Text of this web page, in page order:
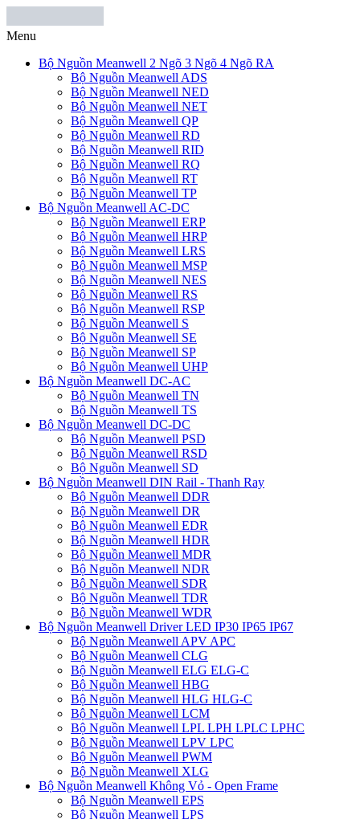
Menu
Bộ Nguồn Meanwell 2 Ngõ 3 Ngõ 4 Ngõ RA
Bộ Nguồn Meanwell ADS
Bộ Nguồn Meanwell NED
Bộ Nguồn Meanwell NET
Bộ Nguồn Meanwell QP
Bộ Nguồn Meanwell RD
Bộ Nguồn Meanwell RID
Bộ Nguồn Meanwell RQ
Bộ Nguồn Meanwell RT
Bộ Nguồn Meanwell TP
Bộ Nguồn Meanwell AC-DC
Bộ Nguồn Meanwell ERP
Bộ Nguồn Meanwell HRP
Bộ Nguồn Meanwell LRS
Bộ Nguồn Meanwell MSP
Bộ Nguồn Meanwell NES
Bộ Nguồn Meanwell RS
Bộ Nguồn Meanwell RSP
Bộ Nguồn Meanwell S
Bộ Nguồn Meanwell SE
Bộ Nguồn Meanwell SP
Bộ Nguồn Meanwell UHP
Bộ Nguồn Meanwell DC-AC
Bộ Nguồn Meanwell TN
Bộ Nguồn Meanwell TS
Bộ Nguồn Meanwell DC-DC
Bộ Nguồn Meanwell PSD
Bộ Nguồn Meanwell RSD
Bộ Nguồn Meanwell SD
Bộ Nguồn Meanwell DIN Rail - Thanh Ray
Bộ Nguồn Meanwell DDR
Bộ Nguồn Meanwell DR
Bộ Nguồn Meanwell EDR
Bộ Nguồn Meanwell HDR
Bộ Nguồn Meanwell MDR
Bộ Nguồn Meanwell NDR
Bộ Nguồn Meanwell SDR
Bộ Nguồn Meanwell TDR
Bộ Nguồn Meanwell WDR
Bộ Nguồn Meanwell Driver LED IP30 IP65 IP67
Bộ Nguồn Meanwell APV APC
Bộ Nguồn Meanwell CLG
Bộ Nguồn Meanwell ELG ELG-C
Bộ Nguồn Meanwell HBG
Bộ Nguồn Meanwell HLG HLG-C
Bộ Nguồn Meanwell LCM
Bộ Nguồn Meanwell LPL LPH LPLC LPHC
Bộ Nguồn Meanwell LPV LPC
Bộ Nguồn Meanwell PWM
Bộ Nguồn Meanwell XLG
Bộ Nguồn Meanwell Không Vỏ - Open Frame
Bộ Nguồn Meanwell EPS
Bộ Nguồn Meanwell LPS